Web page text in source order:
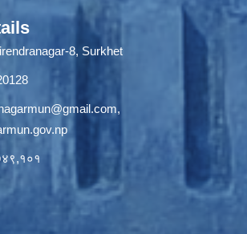
8, Surkhet
,